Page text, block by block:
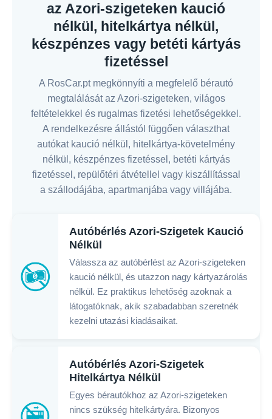
az Azori-szigeteken kaució
nélkül, hitelkártya nélkül,
készpénzes vagy betéti kártyás
fizetéssel
A RosCar.pt megkönnyíti a megfelelő bérautó
megtalálását az Azori-szigeteken, világos
feltételekkel és rugalmas fizetési lehetőségekkel.
A rendelkezésre állástól függően választhat
autókat kaució nélkül, hitelkártya-követelmény
nélkül, készpénzes fizetéssel, betéti kártyás
fizetéssel, repülőtéri átvétellel vagy kiszállítással
a szállodájába, apartmanjába vagy villájába.
Autóbérlés Azori-Szigetek Kaució
Nélkül
Válassza az autóbérlést az Azori-szigeteken
kaució nélkül, és utazzon nagy kártyazárolás
nélkül. Ez praktikus lehetőség azoknak a
látogatóknak, akik szabadabban szeretnék
kezelni utazási kiadásaikat.
Autóbérlés Azori-Szigetek
Hitelkártya Nélkül
Egyes bérautókhoz az Azori-szigeteken
nincs szükség hitelkártyára. Bizonyos